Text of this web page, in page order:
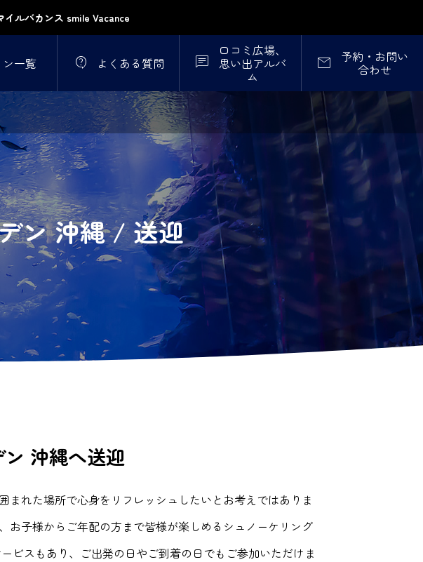
イルバカンス smile Vacance
ン一覧  よくある質問 
口コミ広場、
思い出アルバ
ム
 予約・お問い
合わせ
ン 沖縄 / 送迎
沖縄へ送迎
れた場所で心身をリフレッシュしたいとお考えではありま
子様からご年配の方まで皆様が楽しめるシュノーケリング
ビスもあり、ご出発の日やご到着の日でもご参加いただけま